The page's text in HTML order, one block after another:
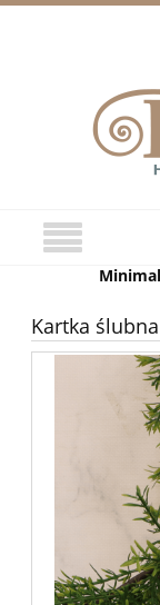
Kartka ślubna